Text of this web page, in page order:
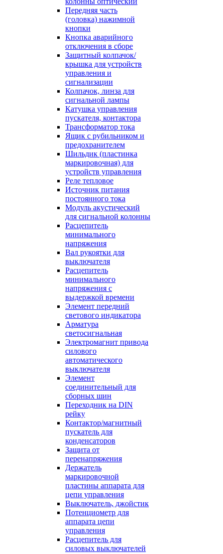
Передняя часть
(головка) нажимной
кнопки
Кнопка аварийного
отключения в сборе
Защитный колпачок/
крышка для устройств
управления и
сигнализации
Колпачок, линза для
сигнальной лампы
Катушка управления
пускателя, контактора
Трансформатор тока
Ящик с рубильником и
предохранителем
Шильдик (пластинка
маркировочная) для
устройств управления
Реле тепловое
Источник питания
постоянного тока
Модуль акустический
для сигнальной колонны
Расцепитель
минимального
напряжения
Вал рукоятки для
выключателя
Расцепитель
минимального
напряжения с
выдержкой времени
Элемент передний
светового индикатора
Арматура
светосигнальная
Электромагнит привода
силового
автоматического
выключателя
Элемент
соединительный для
сборных шин
Переходник на DIN
рейку
Контактор/магнитный
пускатель для
конденсаторов
Защита от
перенапряжения
Держатель
маркировочной
пластины аппарата для
цепи управления
Выключатель, джойстик
Потенциометр для
аппарата цепи
управления
Расцепитель для
силовых выключателей